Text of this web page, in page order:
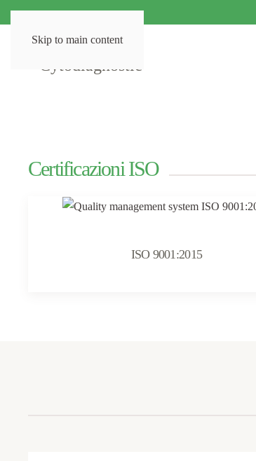
Skip to main content
Certificazioni ISO
ISO 9001:2015